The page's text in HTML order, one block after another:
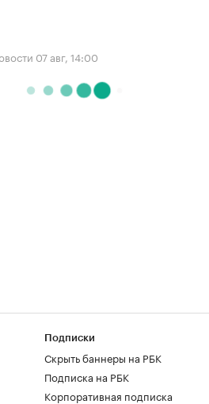
07 авг, 14:00
Подписки
Скрыть баннеры на РБК
Подписка на РБК
Корпоративная подписка